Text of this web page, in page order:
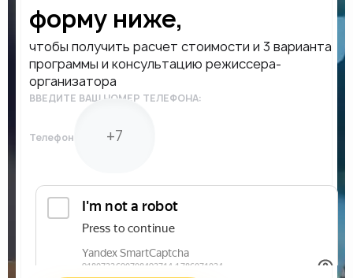
форму ниже,
чтобы получить расчет стоимости и 3 варианта
программы и консультацию режиссера-
организатора
ВВЕДИТЕ ВАШ НОМЕР ТЕЛЕФОНА:
Телефон